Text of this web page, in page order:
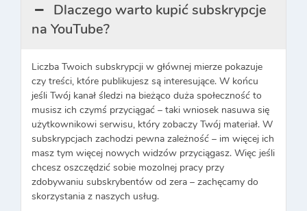
Dlaczego warto kupić subskrypcje
na YouTube?
Liczba Twoich subskrypcji w głównej mierze pokazuje
czy treści, które publikujesz są interesujące. W końcu
jeśli Twój kanał śledzi na bieżąco duża społeczność to
musisz ich czymś przyciągać – taki wniosek nasuwa się
użytkownikowi serwisu, który zobaczy Twój materiał. W
subskrypcjach zachodzi pewna zależność – im więcej ich
masz tym więcej nowych widzów przyciągasz. Więc jeśli
chcesz oszczędzić sobie mozolnej pracy przy
zdobywaniu subskrybentów od zera – zachęcamy do
skorzystania z naszych usług.